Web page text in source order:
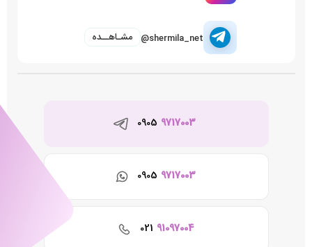
@shermila_net مشـاهــده
0905 9717003
0905 9717003
021 91097004